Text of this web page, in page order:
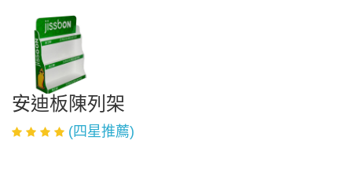
安迪板陳列架
(四星推薦)